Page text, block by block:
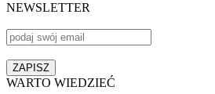
NEWSLETTER
WARTO WIEDZIEĆ